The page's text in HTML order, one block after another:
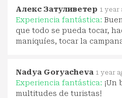
Алекс Затуливетер 1 year
Experiencia fantástica:
que todo se pueda tocar,
maniquíes, tocar la
Nadya Goryacheva 1 year
Experiencia fantástica: ¡Un
multitudes de turistas!